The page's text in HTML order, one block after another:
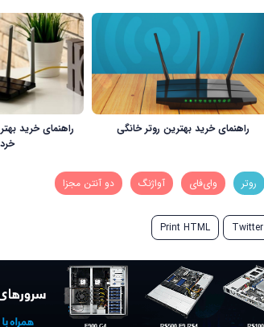
راهنمای خرید بهترین روتر خانگی
راهنمای خريد
روتر وای‌فای آواژنگ دو آنتن مجزا
Twitter
Print HTML